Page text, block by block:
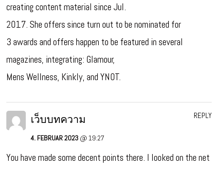
creating content material since Jul.
2017. She offers since turn out to be nominated for
3 awards and offers happen to be featured in several
magazines, integrating: Glamour,
Mens Wellness, Kinkly, and YNOT.
เว็บบทความ
4. FEBRUAR 2023 @ 19:27
You have made some decent points there. I looked on the net
REPLY